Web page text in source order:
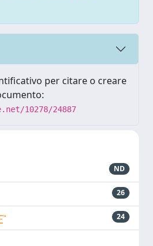
per citare o creare
10278/24887
ND
26
24